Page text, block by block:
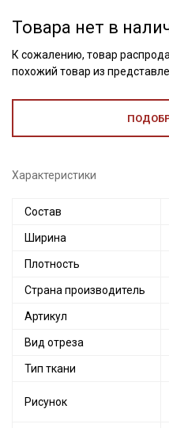
Товара нет в
К сожалению, товар
похожий товар из
Характеристики
Состав
Ширина
Плотность
Страна производитель
Артикул
Вид отреза
Тип ткани
Рисунок